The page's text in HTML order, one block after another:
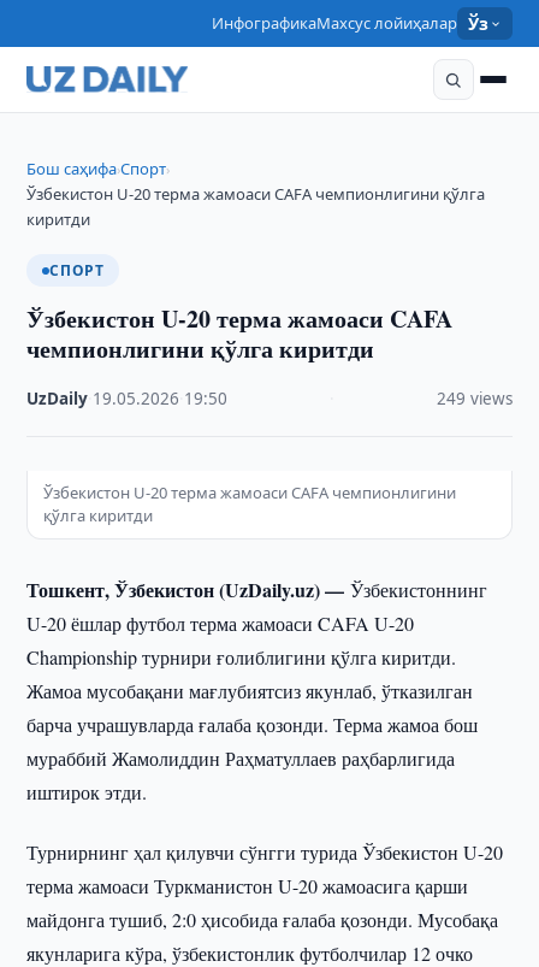
ИнфографикаМахсус лойиҳалар Ўз
Бош саҳифа›Спорт›
Ўзбекистон U-20 терма жамоаси CAFA чемпионлигини қўлга
киритди
СПОРТ
Ўзбекистон U-20 терма жамоаси CAFA
чемпионлигини қўлга киритди
UzDaily 19.05.2026 19:50 249 views
Ўзбекистон U-20 терма жамоаси CAFA чемпионлигини
қўлга киритди
Тошкент, Ўзбекистон (UzDaily.uz) —Ўзбекистоннинг
U-20 ёшлар футбол терма жамоаси CAFA U-20
Championship турнири ғолиблигини қўлга киритди.
Жамоа мусобақани мағлубиятсиз якунлаб, ўтказилган
барча учрашувларда ғалаба қозонди. Терма жамоа бош
мураббий Жамолиддин Раҳматуллаев раҳбарлигида
иштирок этди.
Турнирнинг ҳал қилувчи сўнгги турида Ўзбекистон U-20
терма жамоаси Туркманистон U-20 жамоасига қарши
майдонга тушиб, 2:0 ҳисобида ғалаба қозонди. Мусобақа
якунларига кўра, ўзбекистонлик футболчилар 12 очко